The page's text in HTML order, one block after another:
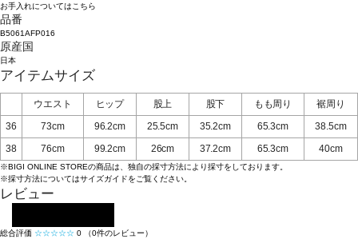
お手入れについてはこちら
品番
B5061AFP016
原産国
日本
アイテムサイズ
ウエスト ヒップ 股上 股下 もも周り
裾周り
36
73cm 96.2cm 25.5cm 35.2cm 65.3cm
38.5cm
38
76cm 99.2cm 26cm 37.2cm 65.3cm 40cm
※BIGI ONLINE STOREの商品は、独自の採寸方法により採寸をしております。
※採寸方法についてはサイズガイドをご覧ください。
レビュー
総合評価 ☆☆☆☆☆ 0 （0件のレビュー）